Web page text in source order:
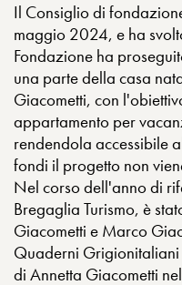
Il Consiglio di
maggio 2024, e ha
Fondazione ha
una parte della casa
Giacometti, con
appartamento per
rendendola accessibile
fondi il progetto non
Nel corso dell'anno di
Bregaglia Turismo, è
Giacometti e Marco
Quaderni
di Annetta Giacometti